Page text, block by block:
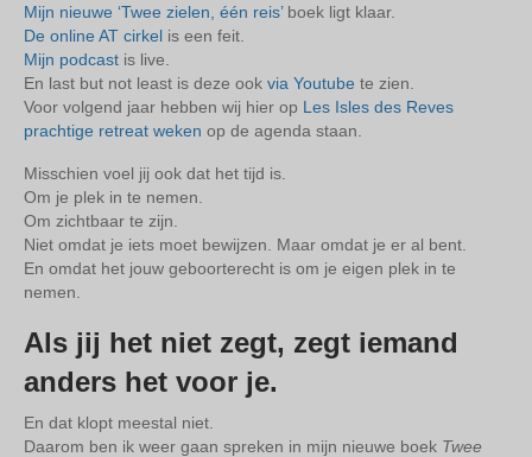
Mijn nieuwe ‘Twee zielen, één reis’boek ligt klaar.
De online AT cirkel is een feit.
Mijn podcast is live.
En last but not least is deze ook via Youtube te zien.
Voor volgend jaar hebben wij hier op Les Isles des Reves
prachtige retreat weken op de agenda staan.
Misschien voel jij ook dat het tijd is.
Om je plek in te nemen.
Om zichtbaar te zijn.
Niet omdat je iets moet bewijzen. Maar omdat je er al bent.
En omdat het jouw geboorterecht is om je eigen plek in te
nemen.
Als jij het niet zegt, zegt iemand
anders het voor je.
En dat klopt meestal niet.
Daarom ben ik weer gaan spreken in mijn nieuwe boek Twee